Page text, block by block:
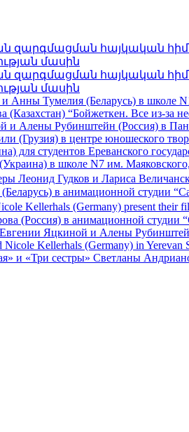
զարգմացման հայկական
մասին
զարգմացման հայկական
մասին
и Анны Тумелия (Беларусь) в школе
“Бойжеткен. Все из-за
и Алены Рубинштейн (Россия) в
(Грузия) в центре юношеского
для студентов Ереванского
в школе N7 им.
Леонид Гудков и Лариса
в анимационной студии
Kellerhals (Germany) present their
(Россия) в анимационной студии
Яцкиной и Алены
Kellerhals (Germany) in Yerevan
и «Три сестры» Светланы